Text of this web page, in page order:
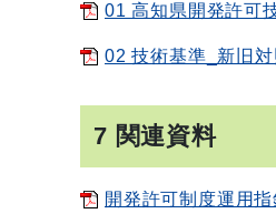
01 高知県開発許可
02 技術基準_新旧
7 関連資料
開発許可制度運用